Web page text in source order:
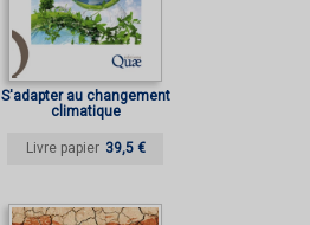
S'adapter au changement
climatique
Livre papier 39,5 €